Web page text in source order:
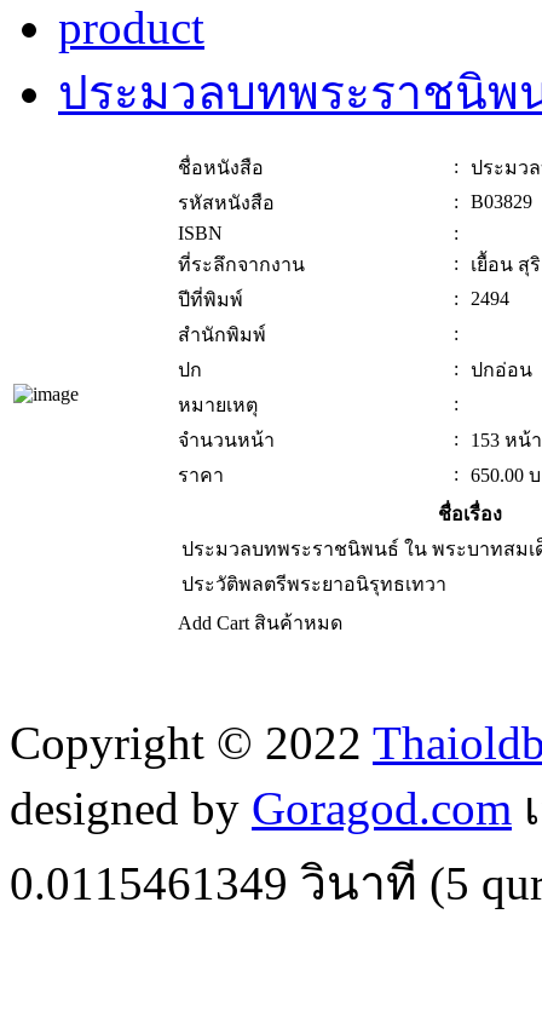
product
ประมวลบทพระราชนิพ
ชื่อหนังสือ :
ประมว
รหัสหนังสือ
:
B03829
ISBN
:
ที่ระลึกจากงาน
:
เยื้อน สุ
ปีที่พิมพ์
:
2494
สำนักพิมพ์
:
ปก
:
ปกอ่อน
หมายเหตุ
:
จำนวนหน้า
:
153 หน้า
ราคา
: 650.00
ชื่อเรื่อง
ประมวลบทพระราชนิพนธ์ ใน พระบาทสมเ
ประวัติพลตรีพระยาอนิรุทธเทวา
Add Cart สินค้าหมด
Copyright © 2022
designed by Goragod.com
0.0115461349 วินาที (5